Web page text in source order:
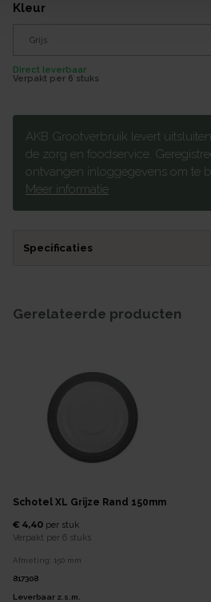
kleur
Direct leverbaar
Verpakt per 6 stuks
AKB Grootverbruik levert
de zorg en foodservice.
ontvangen inloggegevens om te
Meer informatie
Specificaties
Gerelateerde producten
Schotel XL Grijze Rand 150mm
€ 4,40 per stuk
Verpakt per 6 stuks
Afmeting: 150 mm
817308
Leverbaar z.s.m.